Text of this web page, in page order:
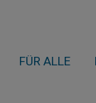
FÜR ALLE